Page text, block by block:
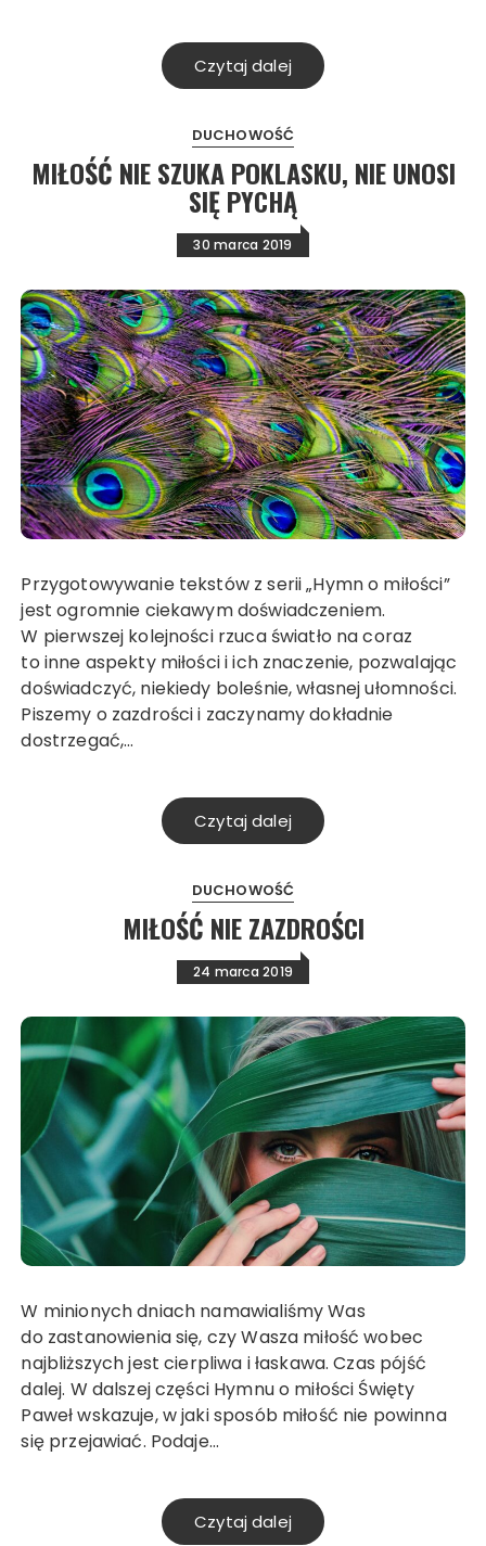
Czytaj dalej
DUCHOWOŚĆ
MIŁOŚĆ NIE SZUKA POKLASKU, NIE UNOSI
SIĘ PYCHĄ
30 marca 2019
Przygotowywanie tekstów z serii „Hymn o miłości”
jest ogromnie ciekawym doświadczeniem.
W pierwszej kolejności rzuca światło na coraz
to inne aspekty miłości i ich znaczenie, pozwalając
doświadczyć, niekiedy boleśnie, własnej ułomności.
Piszemy o zazdrości i zaczynamy dokładnie
dostrzegać,…
Czytaj dalej
DUCHOWOŚĆ
MIŁOŚĆ NIE ZAZDROŚCI
24 marca 2019
W minionych dniach namawialiśmy Was
do zastanowienia się, czy Wasza miłość wobec
najbliższych jest cierpliwa i łaskawa. Czas pójść
dalej. W dalszej części Hymnu o miłości Święty
Paweł wskazuje, w jaki sposób miłość nie powinna
się przejawiać. Podaje…
Czytaj dalej